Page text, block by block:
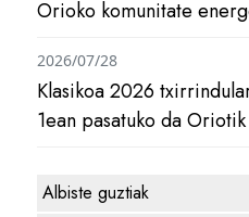
Orioko komunitate
Klasikoa 2026
1ean pasatuko da Oriotik
2026/07/28
Albiste guztiak